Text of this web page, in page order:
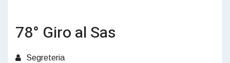
78° Giro al Sas
Segreteria